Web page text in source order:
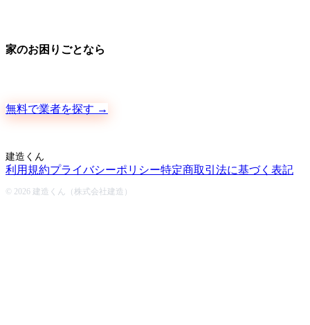
家のお困りごとなら
無料で業者を探す →
建造くん
利用規約プライバシーポリシー特定商取引法に基づく表記
© 2026 建造くん（株式会社建造）